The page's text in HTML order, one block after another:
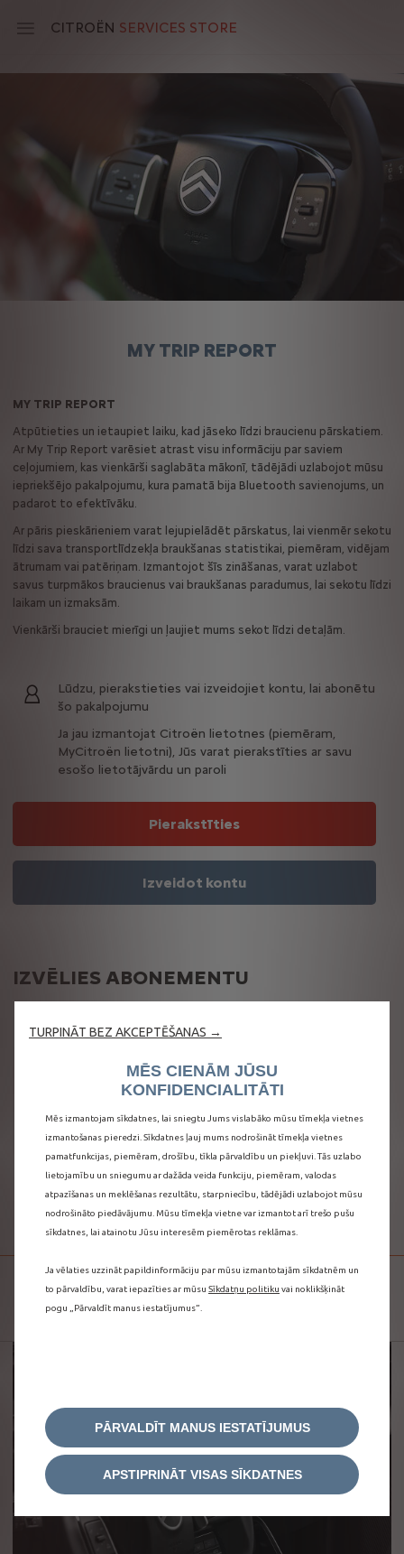
CITROËN SERVICES STORE
MY TRIP REPORT
MY TRIP REPORT
Atpūtieties un ietaupiet laiku, kad jāseko līdzi braucienu pārskatiem.
Ar My Trip Report varēsiet atrast visu informāciju par saviem
ceļojumiem, kas vienkārši saglabāta mākonī, tādējādi uzlabojot mūsu
iepriekšējo pakalpojumu, kura pamatā bija Bluetooth savienojums, un
padarot to efektīvāku.
Ar pāris pieskārieniem varat lejupielādēt pārskatus, lai vienmēr sekotu
līdzi sava transportlīdzekļa braukšanas statistikai, piemēram, vidējam
ātrumam vai patēriņam. Izmantojot šīs zināšanas, varat uzlabot
savus turpmākos braucienus vai braukšanas paradumus, lai sekotu līdzi
laikam un izmaksām.
Vienkārši brauciet mierīgi un ļaujiet mums sekot līdzi detaļām.
Lūdzu, pierakstieties vai izveidojiet kontu, lai abonētu
šo pakalpojumu
Ja jau izmantojat Citroën lietotnes (piemēram,
MyCitroën lietotni), Jūs varat pierakstīties ar savu
esošo lietotājvārdu un paroli
Pierakstīties
Izveidot kontu
IZVĒLIES ABONEMENTU
jūsu automašīnas
cenā
MY TRIP REPORT
SEKOJIET SAVIEM BRAUCIENIEM
TURPINĀT BEZ AKCEPTĒŠANAS →
MĒS CIENĀM JŪSU
KONFIDENCIALITĀTI
Mēs izmantojam sīkdatnes, lai sniegtu Jums vislabāko mūsu tīmekļa vietnes
izmantošanas pieredzi. Sīkdatnes ļauj mums nodrošināt tīmekļa vietnes
pamatfunkcijas, piemēram, drošību, tīkla pārvaldību un piekļuvi. Tās uzlabo
lietojamību un sniegumu ar dažāda veida funkciju, piemēram, valodas
atpazīšanas un meklēšanas rezultātu, starpniecību, tādējādi uzlabojot mūsu
nodrošināto piedāvājumu. Mūsu tīmekļa vietne var izmantot arī trešo pušu
sīkdatnes, lai atainotu Jūsu interesēm piemērotas reklāmas.
Ja vēlaties uzzināt papildinformāciju par mūsu izmantotajām sīkdatnēm un
to pārvaldību, varat iepazīties ar mūsu Sīkdatņu politiku vai noklikšķināt
pogu „Pārvaldīt manus iestatījumus”.
PĀRVALDĪT MANUS IESTATĪJUMUS
APSTIPRINĀT VISAS SĪKDATNES